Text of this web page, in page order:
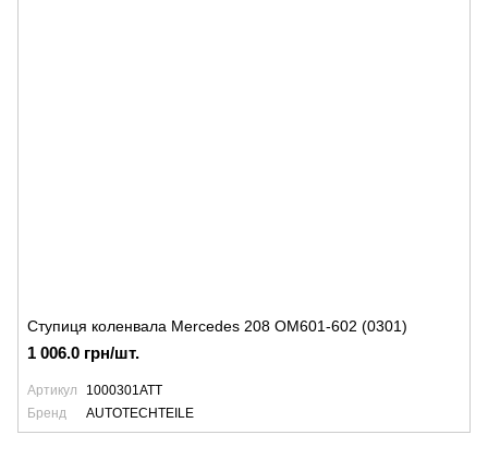
Ступиця коленвала Mercedes 208 OM601-602 (0301)
1 006.0 грн/шт.
Артикул
1000301ATT
Бренд
AUTOTECHTEILE